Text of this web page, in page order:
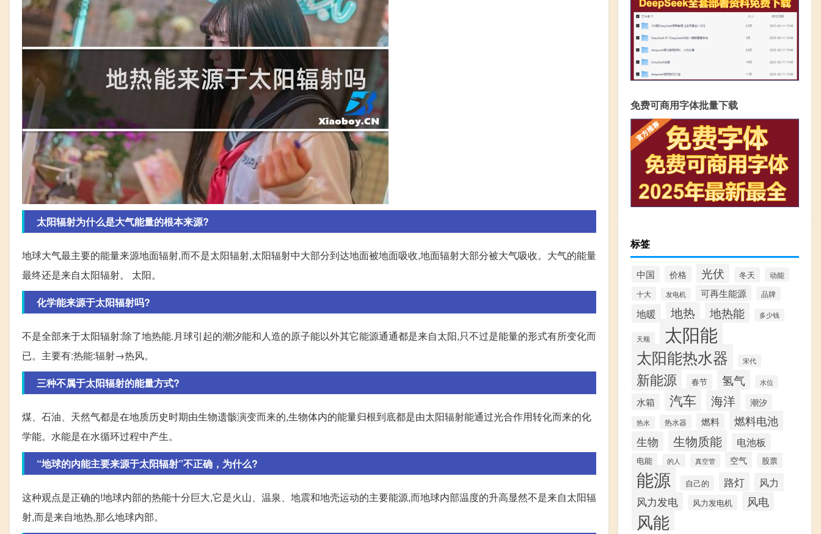
太阳辐射为什么是大气能量的根本来源?
地球大气最主要的能量来源地面辐射,而不是太阳辐射,太阳辐射中大部分到达地面被地面吸收,地面辐射大部分被大气吸收。大气的能量
最终还是来自太阳辐射。 太阳。
化学能来源于太阳辐射吗?
不是全部来于太阳辐射:除了地热能.月球引起的潮汐能和人造的原子能以外其它能源通通都是来自太阳,只不过是能量的形式有所变化而
已。主要有:热能:辐射→热风。
三种不属于太阳辐射的能量方式?
煤、石油、天然气都是在地质历史时期由生物遗骸演变而来的,生物体内的能量归根到底都是由太阳辐射能通过光合作用转化而来的化
学能。水能是在水循环过程中产生。
“地球的内能主要来源于太阳辐射”不正确，为什么?
这种观点是正确的!地球内部的热能十分巨大,它是火山、温泉、地震和地壳运动的主要能源,而地球内部温度的升高显然不是来自太阳辐
射,而是来自地热,那么地球内部。
免费可商用字体批量下载
标签
中国 价格 光伏 冬天
动能
十大
发电机 可再生能源 品牌
地暖 地热 地热能 多少钱
天顺 太阳能
太阳能热水器 宋代
新能源 春节 氢气 水位
水箱 汽车 海洋 潮汐
热水 热水器 燃料
燃料电池
生物
生物质能 电池板
电能 的人 真空管 空气 股票
能源 自己的 路灯 风力
风力发电 风力发电机 风电
风能